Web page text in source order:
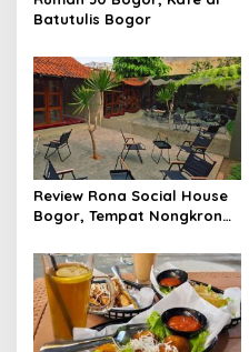
Batutulis Bogor
Review Rona Social House
Bogor, Tempat Nongkrong
dengan Signature Coffee
yang Unik